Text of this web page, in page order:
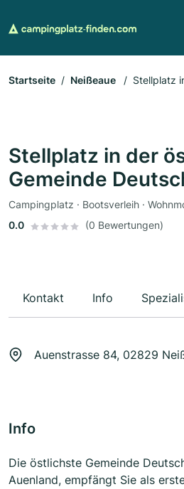
Startseite Neißeaue
Stellplatz
Stellplatz in der
Gemeinde
0.0
(0 Bewertungen)
Kontakt Info
Auenstrasse 84, 02829
Info
Die östlichste Gemeinde
Auenland, empfängt Sie als